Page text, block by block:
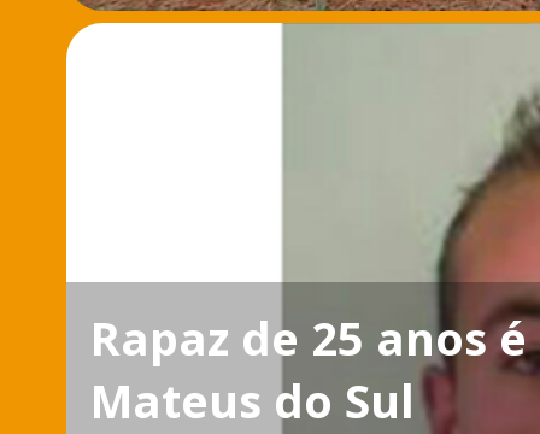
Rapaz de 25 anos
Mateus do Sul